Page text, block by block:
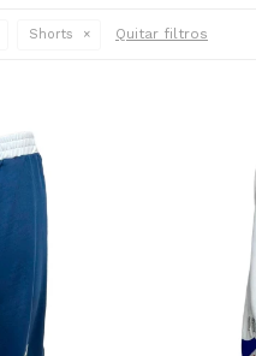
Shorts Quitar filtros